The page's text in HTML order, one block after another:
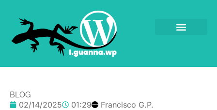
BLOG
02/14/2025 01:29 Francisco G.P.